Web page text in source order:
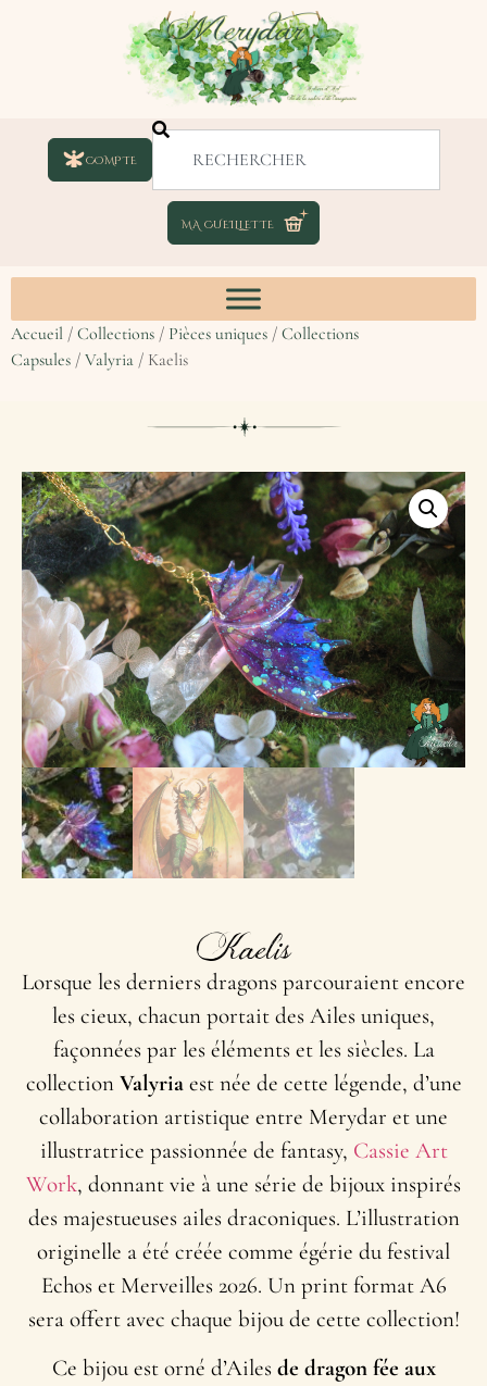
COMPTE
Accueil / Collections / Pièces uniques / Collections
Capsules / Valyria / Kaelis
Kaelis
Lorsque les derniers dragons parcouraient encore
les cieux, chacun portait des Ailes uniques,
façonnées par les éléments et les siècles. La
collection Valyriaest née de cette légende, d’une
collaboration artistique entre Merydar et une
illustratrice passionnée de fantasy, Cassie Art
Work, donnant vie à une série de bijoux inspirés
des majestueuses ailes draconiques. L’illustration
originelle a été créée comme égérie du festival
Echos et Merveilles 2026. Un print format A6
sera offert avec chaque bijou de cette collection!
Ce bijou est orné d’Ailesde dragon fée aux